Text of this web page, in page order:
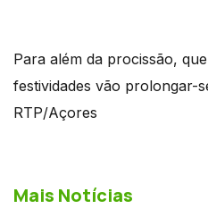
Para além da procissão,
festividades vão prolongar-
RTP/Açores
Mais Notícias